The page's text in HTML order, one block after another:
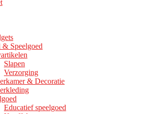
Speelgoed
Slapen
Verzorging
& Decoratie
Educatief speelgoed